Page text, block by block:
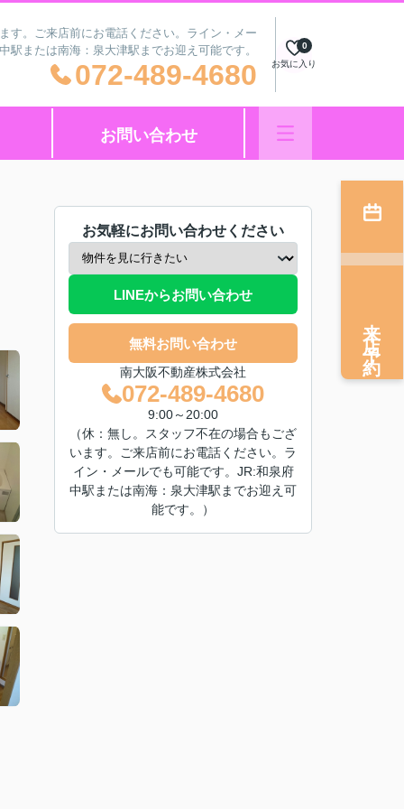
。ご来店前にお電話ください。ライン・メー
駅または南海：泉大津駅までお迎え可能です。
072-489-4680 お気に入り
0
お問い合わせ
お気軽にお問い合わせください
LINEからお問い合わせ
無料お問い合わせ
南大阪不動産株式会社
072-489-4680
9:00～20:00
（休：無し。スタッフ不在の場合もござ
います。ご来店前にお電話ください。ラ
イン・メールでも可能です。JR:和泉府
中駅または南海：泉大津駅までお迎え可
能です。）
来店予約